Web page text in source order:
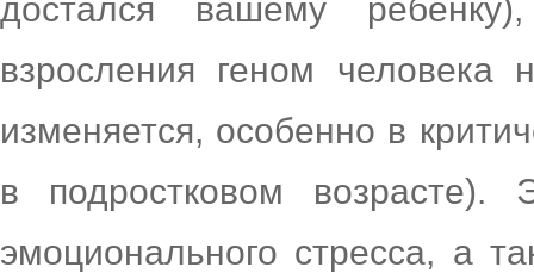
достался вашему
взросления геном человека
изменяется, особенно в
в подростковом возрасте).
эмоционального стресса, а